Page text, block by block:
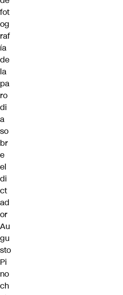
fot
og
raf
ía
de
la
pa
ro
di
a
so
br
e
el
di
ct
ad
or
Au
gu
sto
Pi
no
ch